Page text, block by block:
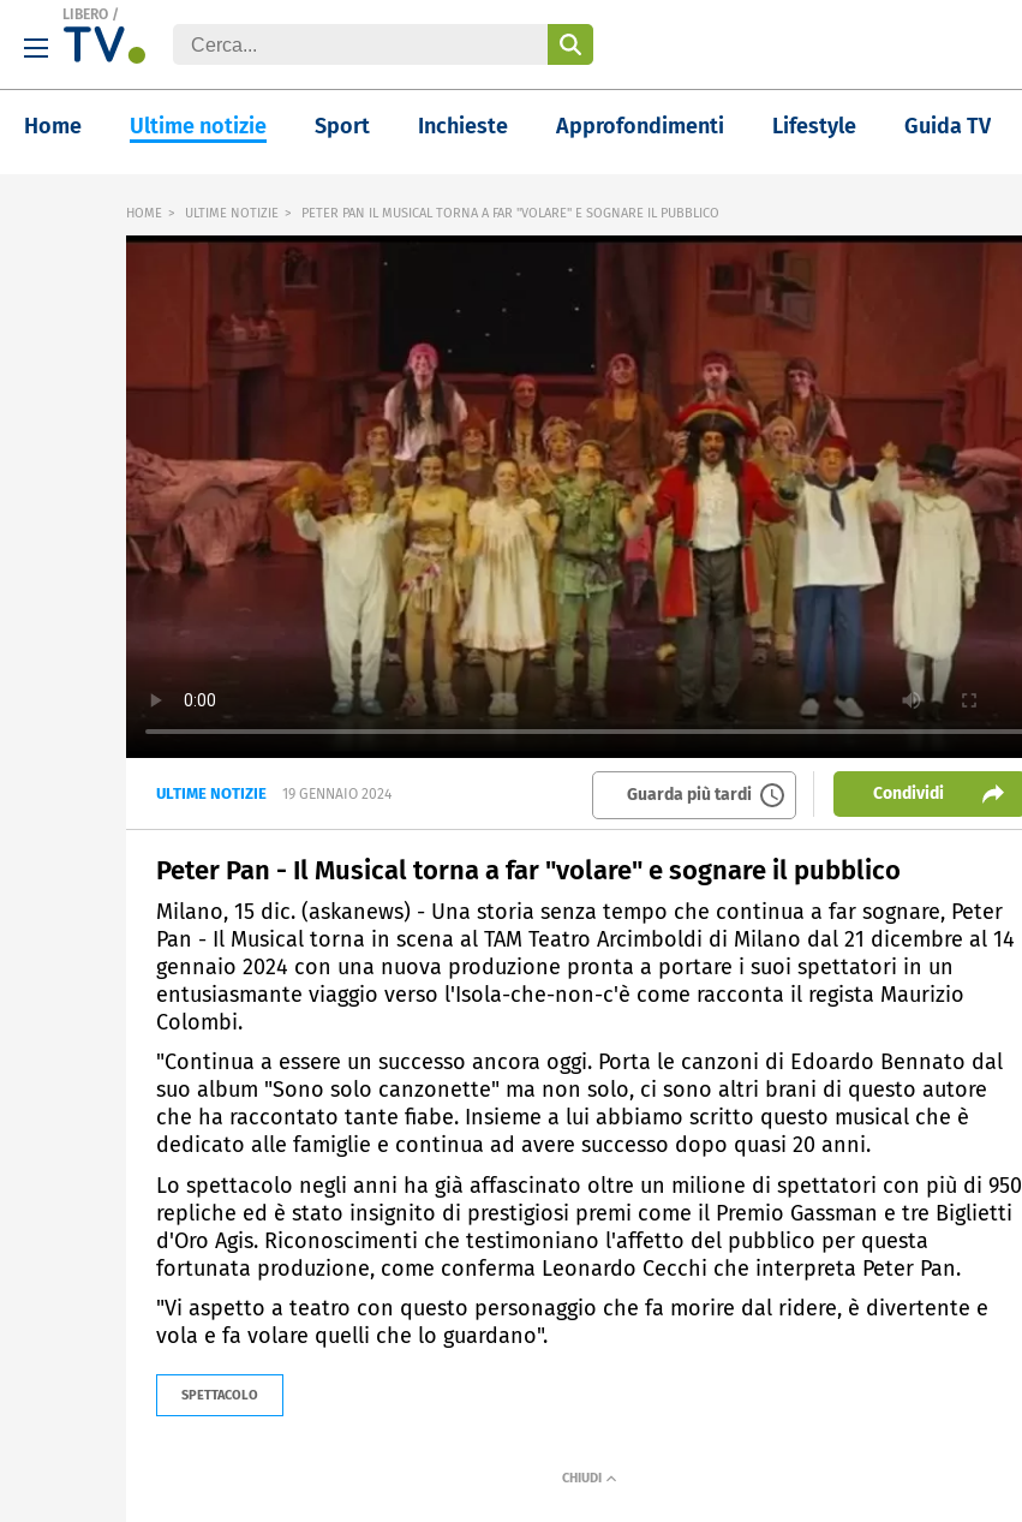
LIBERO /
Home Ultime notizie Sport Inchieste Approfondimenti Lifestyle Guida TV
HOME ULTIME NOTIZIE PETER PAN IL MUSICAL TORNA A FAR "VOLARE" E SOGNARE IL PUBBLICO
ULTIME NOTIZIE 19 GENNAIO 2024 Guarda più tardi Condividi
Peter Pan - Il Musical torna a far "volare" e sognare il pubblico
Milano, 15 dic. (askanews) - Una storia senza tempo che continua a far sognare, Peter
Pan - Il Musical torna in scena al TAM Teatro Arcimboldi di Milano dal 21 dicembre al 14
gennaio 2024 con una nuova produzione pronta a portare i suoi spettatori in un
entusiasmante viaggio verso l'Isola-che-non-c'è come racconta il regista Maurizio
Colombi.
"Continua a essere un successo ancora oggi. Porta le canzoni di Edoardo Bennato dal
suo album "Sono solo canzonette" ma non solo, ci sono altri brani di questo autore
che ha raccontato tante fiabe. Insieme a lui abbiamo scritto questo musical che è
dedicato alle famiglie e continua ad avere successo dopo quasi 20 anni.
Lo spettacolo negli anni ha già affascinato oltre un milione di spettatori con più di 950
repliche ed è stato insignito di prestigiosi premi come il Premio Gassman e tre Biglietti
d'Oro Agis. Riconoscimenti che testimoniano l'affetto del pubblico per questa
fortunata produzione, come conferma Leonardo Cecchi che interpreta Peter Pan.
"Vi aspetto a teatro con questo personaggio che fa morire dal ridere, è divertente e
vola e fa volare quelli che lo guardano".
SPETTACOLO